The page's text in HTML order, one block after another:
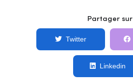
Partager sur
Twitter
Linkedin